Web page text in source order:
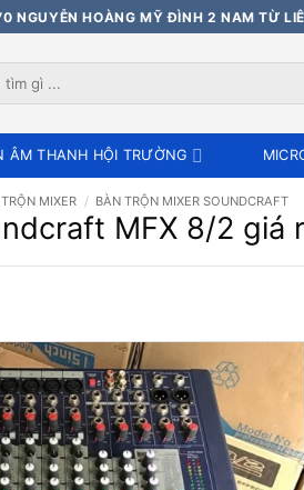
NGUYỄN HOÀNG MỸ ĐÌNH 2 NAM TỪ
ÂM THANH HỘI TRƯỜNG
MIXER / BÀN TRỘN MIXER SOUNDCRAFT
MFX 8/2 giá